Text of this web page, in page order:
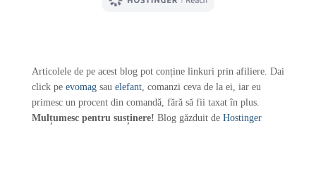
Articolele de pe acest blog pot conține linkuri prin afiliere. Dai
click pe evomag sau elefant, comanzi ceva de la ei, iar eu
primesc un procent din comandă, fără să fii taxat în plus.
Mulțumesc pentru susținere! Blog găzduit de Hostinger